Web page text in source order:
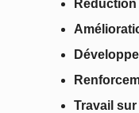
Travail